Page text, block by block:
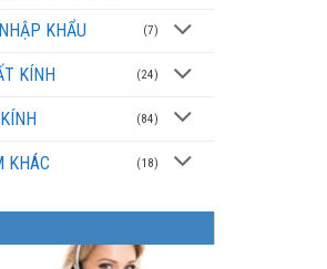
KHẨU (7)
KÍNH (24)
(84)
KHÁC (18)